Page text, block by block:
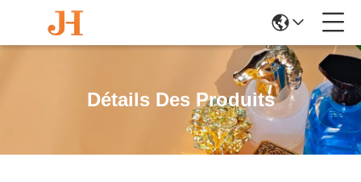
Détails Des Produits